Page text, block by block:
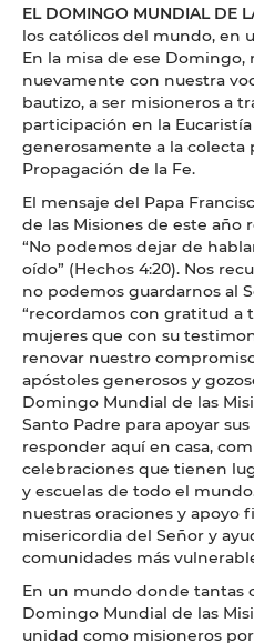
EL DOMINGO MUNDIAL DE
los católicos del mundo, en
En la misa de ese
nuevamente con nuestra
bautizo, a ser misioneros a
participación en la
generosamente a la colecta
Propagación de la Fe.
El mensaje del Papa
de las Misiones de este año
“No podemos dejar de
oído” (Hechos 4:20). Nos
no podemos guardarnos al
“recordamos con gratitud a
mujeres que con su
renovar nuestro
apóstoles generosos y
Domingo Mundial de las
Santo Padre para apoyar
responder aquí en casa,
celebraciones que tienen
y escuelas de todo el
nuestras oraciones y apoyo
misericordia del Señor y
comunidades más
En un mundo donde tantas
Domingo Mundial de las
unidad como misioneros